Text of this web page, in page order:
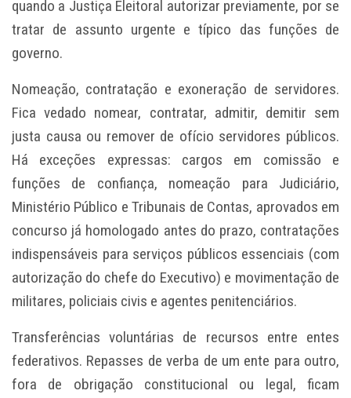
quando a Justiça Eleitoral autorizar previamente, por se
tratar de assunto urgente e típico das funções de
governo.
Nomeação, contratação e exoneração de servidores.
Fica vedado nomear, contratar, admitir, demitir sem
justa causa ou remover de ofício servidores públicos.
Há exceções expressas: cargos em comissão e
funções de confiança, nomeação para Judiciário,
Ministério Público e Tribunais de Contas, aprovados em
concurso já homologado antes do prazo, contratações
indispensáveis para serviços públicos essenciais (com
autorização do chefe do Executivo) e movimentação de
militares, policiais civis e agentes penitenciários.
Transferências voluntárias de recursos entre entes
federativos. Repasses de verba de um ente para outro,
fora de obrigação constitucional ou legal, ficam